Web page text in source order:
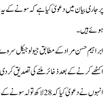
ہوئے ہیں۔
اکٹھے کرنے کے بعد ذخائر ملنے کی تصدیق